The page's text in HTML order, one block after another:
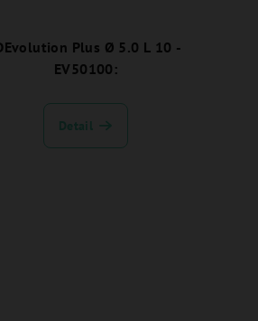
Plus Ø 5.0 L 10 -
EV50100:
Detail